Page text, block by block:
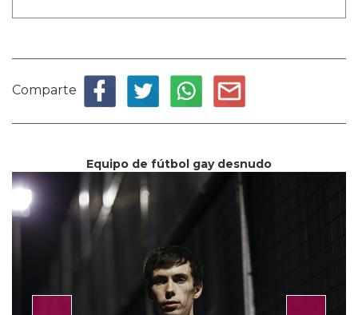
Comparte
Equipo de fútbol gay desnudo